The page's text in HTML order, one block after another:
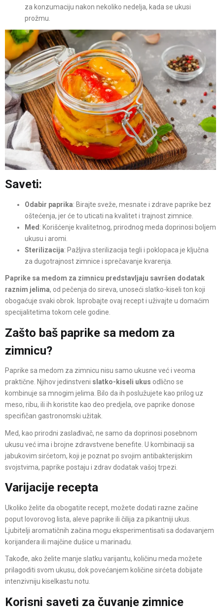
za konzumaciju nakon nekoliko nedelja, kada se ukusi
prožmu.
Saveti:
Odabir paprika: Birajte sveže, mesnate i zdrave paprike bez
oštećenja, jer će to uticati na kvalitet i trajnost zimnice.
Med : Korišćenje kvalitetnog, prirodnog meda doprinosi boljem
ukusu i aromi.
Sterilizacija: Pažljiva sterilizacija tegli i poklopaca je ključna
za dugotrajnost zimnice i sprečavanje kvarenja.
Paprike sa medom za zimnicu predstavljaju savršen dodatak
raznim jelima, od pečenja do sireva, unoseći slatko-kiseli ton koji
obogaćuje svaki obrok. Isprobajte ovaj recept i uživajte u domaćim
specijalitetima tokom cele godine.
Zašto baš paprike sa medom za
zimnicu?
Paprike sa medom za zimnicu nisu samo ukusne već i veoma
praktične. Njihov jedinstveni slatko-kiseli ukus odlično se
kombinuje sa mnogim jelima. Bilo da ih poslužujete kao prilog uz
meso, ribu, ili ih koristite kao deo predjela, ove paprike donose
specifičan gastronomski užitak.
Med, kao prirodni zaslađivač, ne samo da doprinosi posebnom
ukusu već ima i brojne zdravstvene benefite. U kombinaciji sa
jabukovim sirćetom, koji je poznat po svojim antibakterijskim
svojstvima, paprike postaju i zdrav dodatak vašoj trpezi.
Varijacije recepta
Ukoliko želite da obogatite recept, možete dodati razne začine
poput lovorovog lista, aleve paprike ili čilija za pikantniji ukus.
Ljubitelji aromatičnih začina mogu eksperimentisati sa dodavanjem
korijandera ili majčine dušice u marinadu.
Takođe, ako želite manje slatku varijantu, količinu meda možete
prilagoditi svom ukusu, dok povećanjem količine sirćeta dobijate
intenzivniju kiselkastu notu.
Korisni saveti za čuvanje zimnice